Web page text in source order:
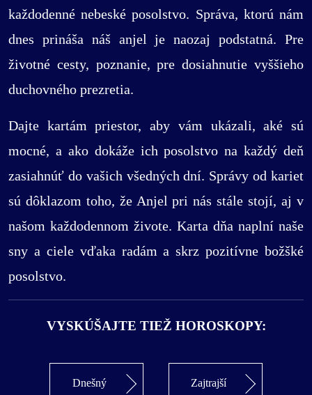
každodenné nebeské posolstvo. Správa, ktorú nám
dnes prináša náš anjel je naozaj podstatná. Pre
životné cesty, poznanie, pre dosiahnutie vyššieho
duchovného prezretia.
Dajte kartám priestor, aby vám ukázali, aké sú
mocné, a ako dokáže ich posolstvo na každý deň
zasiahnúť do vašich všedných dní. Správy od kariet
sú dôklazom toho, že Anjel pri nás stále stojí, aj v
našom každodennom živote. Karta dňa naplní naše
sny a ciele vďaka radám a skrz pozitívne božšké
posolstvo.
VYSKÚŠAJTE TIEŽ HOROSKOPY:
Dnešný Zajtrajší